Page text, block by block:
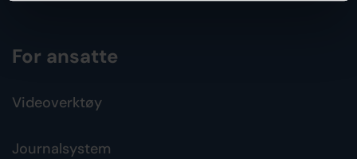
For ansatte
Videoverktøy
Journalsystem